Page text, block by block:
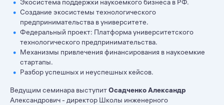
Экосистема поддержки наукоемкого бизнеса в РФ.
Создание экосистемы технологического
предпринимательства в университете.
Федеральный проект: Платформа университетского
технологического предпринимательства.
Механизмы привлечения финансирования в наукоемкие
стартапы.
Разбор успешных и неуспешных кейсов.
Ведущим семинара выступитОсадченко Александр
Александрович - директор Школы инженерного